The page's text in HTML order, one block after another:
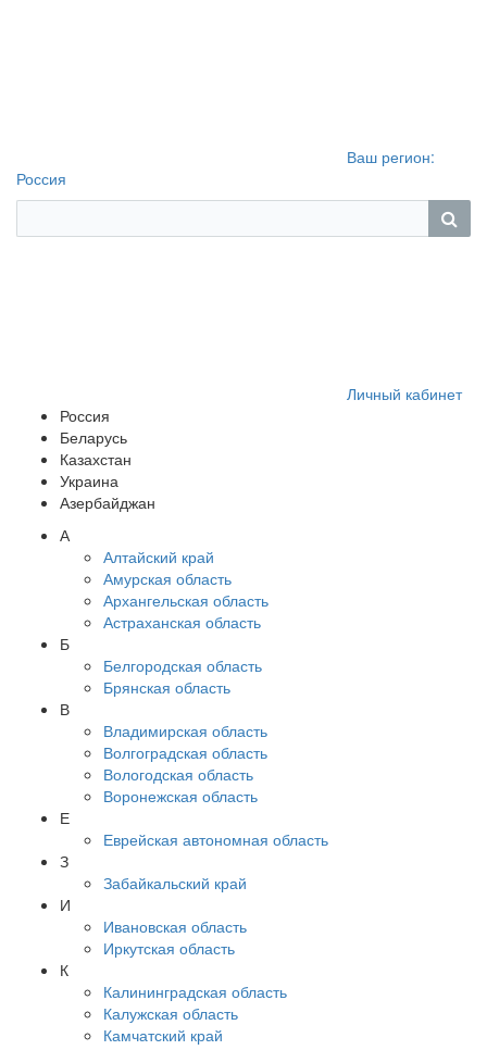
Ваш регион:
Россия
Личный кабинет
Россия
Беларусь
Казахстан
Украина
Азербайджан
А
Алтайский край
Амурская область
Архангельская область
Астраханская область
Б
Белгородская область
Брянская область
В
Владимирская область
Волгоградская область
Вологодская область
Воронежская область
Е
Еврейская автономная область
З
Забайкальский край
И
Ивановская область
Иркутская область
К
Калининградская область
Калужская область
Камчатский край